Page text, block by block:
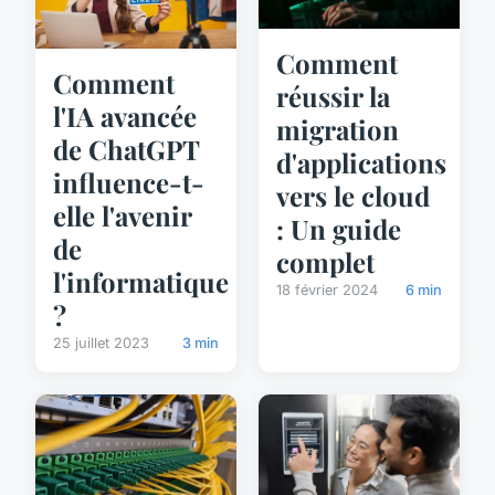
Comment
l'IA avancée
de ChatGPT
influence-t-
elle l'avenir
de
l'informatique
?
25 juillet 2023 3 min
Comment
réussir la
migration
d'applications
vers le cloud
: Un guide
complet
18 février 2024 6 min